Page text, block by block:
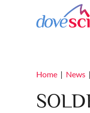
Salta al contenuto
Home News